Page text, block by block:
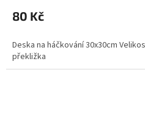
80 Kč
Deska na háčkování 30x30cm
překližka